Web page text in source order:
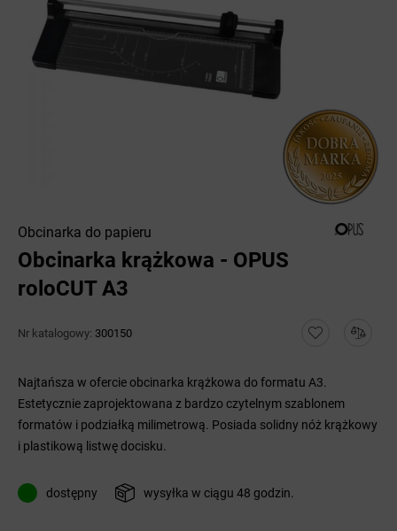
Obcinarka do papieru
Obcinarka krążkowa - OPUS
roloCUT A3
Nr katalogowy: 300150
Najtańsza w ofercie obcinarka krążkowa do formatu A3.
Estetycznie zaprojektowana z bardzo czytelnym szablonem
formatów i podziałką milimetrową. Posiada solidny nóż krążkowy
i plastikową listwę docisku.
dostępny wysyłka w ciągu 48 godzin.